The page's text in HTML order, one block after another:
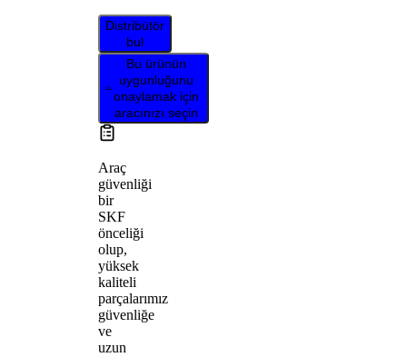
Distribütör
bul
Bu ürünün
uygunluğunu
onaylamak için
aracınızı seçin
Araç
güvenliği
bir
SKF
önceliği
olup,
yüksek
kaliteli
parçalarımız
güvenliğe
ve
uzun